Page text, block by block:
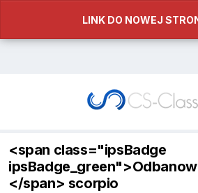
LINK DO NOWEJ
<span class="ipsBadge
</span> scorpio